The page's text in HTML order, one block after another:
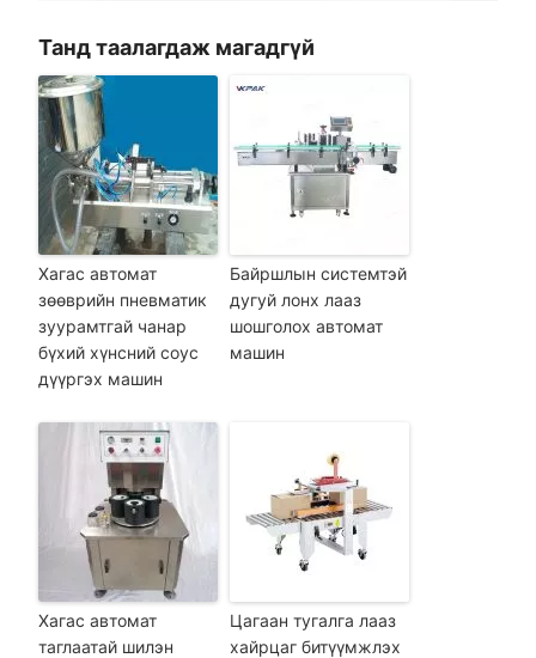
Танд таалагдаж магадгүй
Хагас автомат
зөөврийн пневматик
зуурамтгай чанар
бүхий хүнсний соус
дүүргэх машин
Байршлын системтэй
дугуй лонх лааз
шошголох автомат
машин
Хагас автомат
таглаатай шилэн
Цагаан тугалга лааз
хайрцаг битүүмжлэх